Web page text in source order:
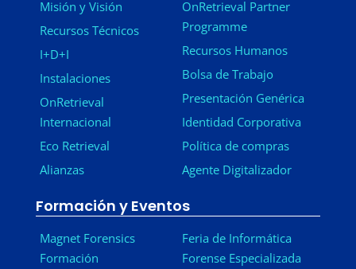
Misión y Visión
Recursos Técnicos
I+D+I
Instalaciones
OnRetrieval
Internacional
Eco Retrieval
Alianzas
OnRetrieval Partner
Programme
Recursos Humanos
Bolsa de Trabajo
Presentación Genérica
Identidad Corporativa
Política de compras
Agente Digitalizador
Formación y Eventos
Magnet Forensics
Formación
Feria de Informática
Forense Especializada